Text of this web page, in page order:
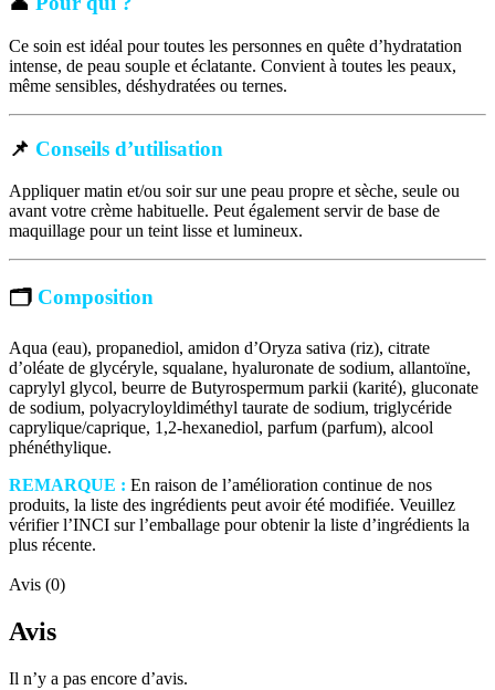
Ce soin est idéal pour toutes les personnes en quête d’hydratation
intense, de peau souple et éclatante. Convient à toutes les peaux,
même sensibles, déshydratées ou ternes.
📌 Conseils d’utilisation
Appliquer matin et/ou soir sur une peau propre et sèche, seule ou
avant votre crème habituelle. Peut également servir de base de
maquillage pour un teint lisse et lumineux.
🗂️ Composition
Aqua (eau), propanediol, amidon d’Oryza sativa (riz), citrate
d’oléate de glycéryle, squalane, hyaluronate de sodium, allantoïne,
caprylyl glycol, beurre de Butyrospermum parkii (karité), gluconate
de sodium, polyacryloyldiméthyl taurate de sodium, triglycéride
caprylique/caprique, 1,2-hexanediol, parfum (parfum), alcool
phénéthylique.
REMARQUE : En raison de l’amélioration continue de nos
produits, la liste des ingrédients peut avoir été modifiée. Veuillez
vérifier l’INCI sur l’emballage pour obtenir la liste d’ingrédients la
plus récente.
Avis (0)
Avis
Il n’y a pas encore d’avis.